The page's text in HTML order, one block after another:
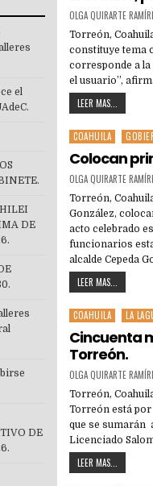
OLGA QUIRARTE
Torreón,
constituye tema
corresponde a
el usuario”,
LEER MAS...
Posted
in
COAHUILA
Colocan
OLGA QUIRARTE
Torreón,
González,
acto celebrado
funcionarios
alcalde Cepeda
LEER MAS...
Posted
in
COAHUILA LA
Cincuenta
Torreón.
OLGA QUIRARTE
Torreón,
Torreón está
que se sumarán
Licenciado
LEER MAS...
el
DE
DE